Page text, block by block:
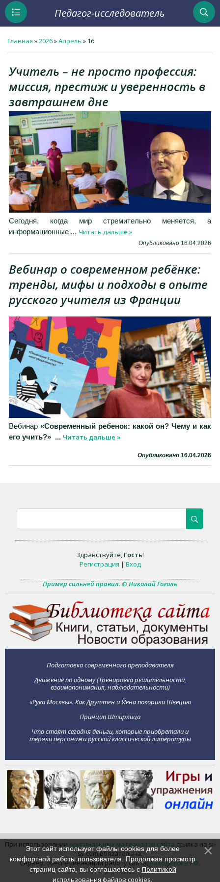
Педагог-исследователь
Главная »2026»Апрель » 16
Учитель – не просто профессия:
миссия, престиж и уверенность в
завтрашнем дне
Сегодня, когда мир стремительно меняется, а
информационные ... Читать дальше »
Опубликовано 16.04.2026
Вебинар о современном ребёнке:
тренды, мифы и подходы в опыте
русского учителя из Франции
Вебинар «Современный ребенок: какой он? Чему и как
его учить?» ... Читать дальше »
Опубликовано 16.04.2026
Здравствуйте, Гость!
Регистрация | Вход
Пример сильней правил. © Николай Гоголь
Подготовка современного преподавателя
Движение по одному (Тренировка решительности,
взаимопонимания, наблюдательности)
«Рука Москвы». Как Друттен и Йена покорили Швецию
Принцип Штирлица
Что стоят сегодня деньги, которые приобретали и
теряли персонажи русской классической литературы
При использовании оригинальных материалов сайта ссылка на si-
sv.com обязательна.
Сервер, обеспечивающий работу сайта,находится в РФ.
Этот сайт использует файлы cookies для более
комфортной работы пользователя. Продолжая просмотр
страниц сайта, вы соглашаетесь с Политикой
использования файлов cookies